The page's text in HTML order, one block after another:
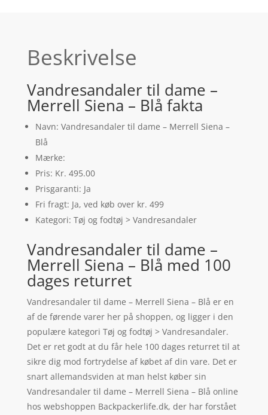
Beskrivelse
Vandresandaler til dame –
Merrell Siena – Blå fakta
Navn: Vandresandaler til dame – Merrell Siena –
Blå
Mærke:
Pris: Kr. 495.00
Prisgaranti: Ja
Fri fragt: Ja, ved køb over kr. 499
Kategori: Tøj og fodtøj > Vandresandaler
Vandresandaler til dame –
Merrell Siena – Blå med 100
dages returret
Vandresandaler til dame – Merrell Siena – Blå er en
af de førende varer her på shoppen, og ligger i den
populære kategori Tøj og fodtøj > Vandresandaler.
Det er ret godt at du får hele 100 dages returret til at
sikre dig mod fortrydelse af købet af din vare. Det er
snart allemandsviden at man helst køber sin
Vandresandaler til dame – Merrell Siena – Blå online
hos webshoppen Backpackerlife.dk, der har forstået